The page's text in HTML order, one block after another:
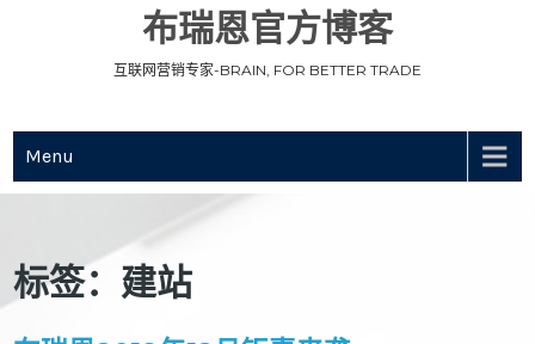
布瑞恩官方博客
互联网营销专家-BRAIN, FOR BETTER TRADE
Menu
标签：建站